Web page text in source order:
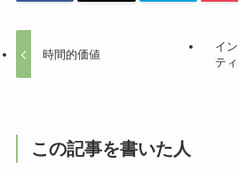
時間的価値
イ
ティ
この記事を書いた人